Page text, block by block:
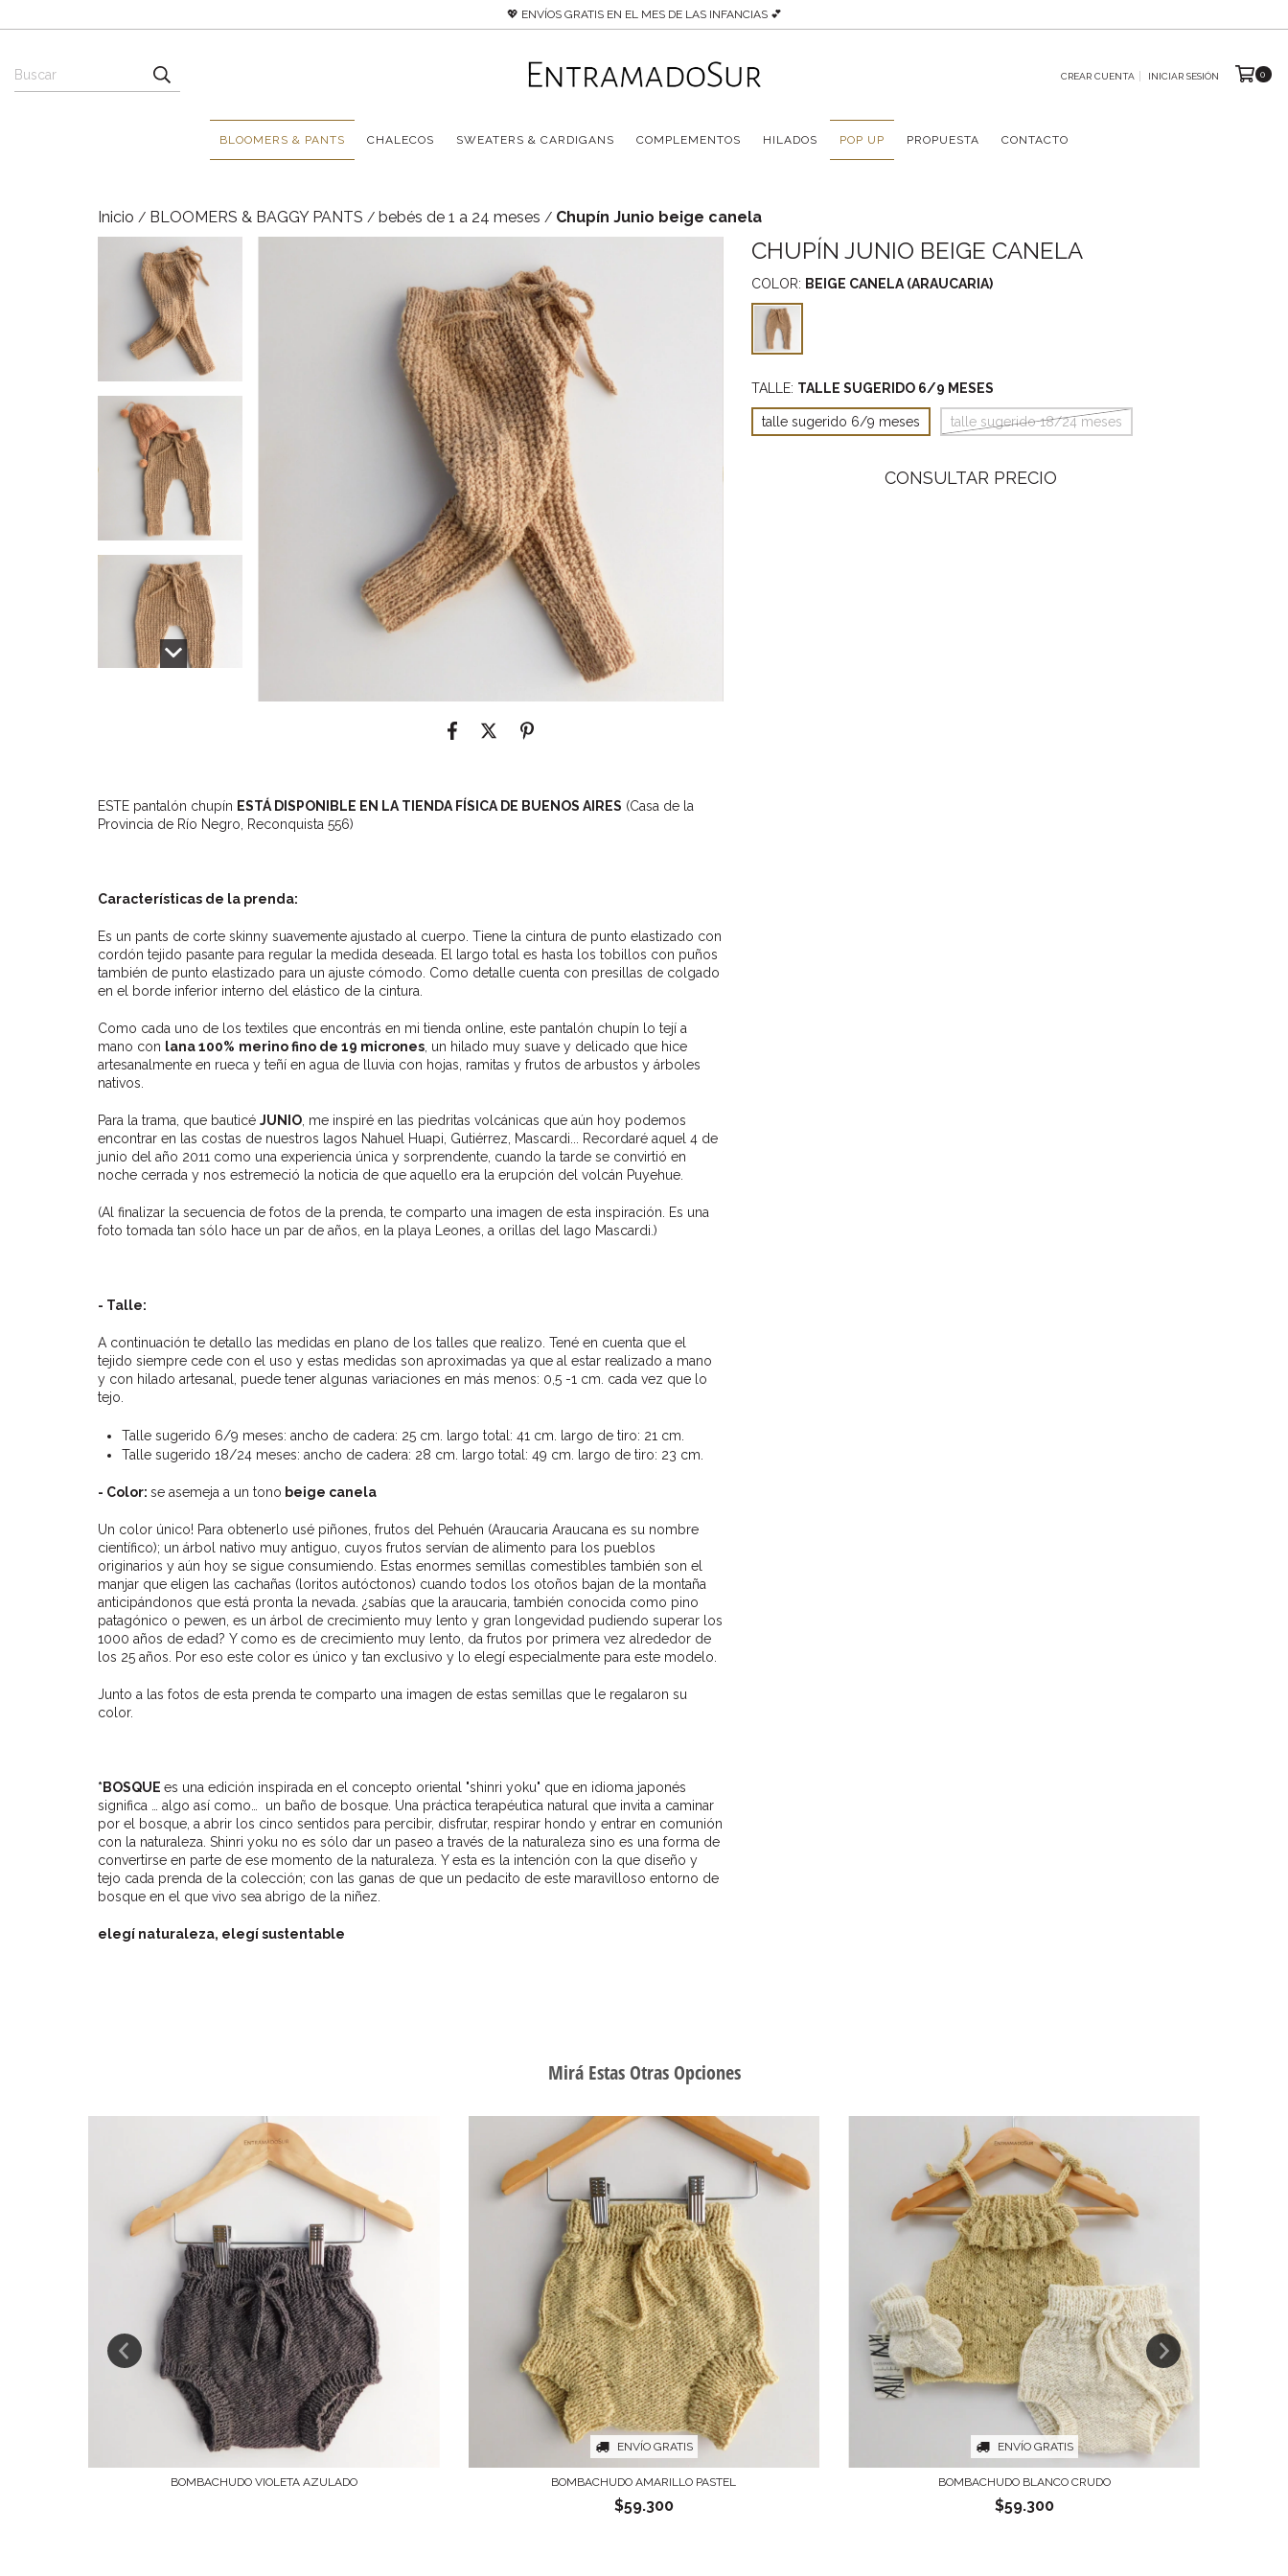
💖 ENVÍOS GRATIS EN EL MES DE LAS INFANCIAS 💕
CREAR CUENTA INICIAR SESIÓN 0
BLOOMERS & PANTS CHALECOS SWEATERS & CARDIGANS COMPLEMENTOS HILADOS POP UP PROPUESTA CONTACTO
Inicio / BLOOMERS & BAGGY PANTS / bebés de 1 a 24 meses / Chupín Junio beige canela
ESTE pantalón chupín ESTÁ DISPONIBLE EN LA TIENDA FÍSICA DE BUENOS AIRES (Casa de la
Provincia de Río Negro, Reconquista 556)
Características de la prenda:
Es un pants de corte skinny suavemente ajustado al cuerpo. Tiene la cintura de punto elastizado con
cordón tejido pasante para regular la medida deseada. El largo total es hasta los tobillos con puños
también de punto elastizado para un ajuste cómodo. Como detalle cuenta con presillas de colgado
en el borde inferior interno del elástico de la cintura.
Como cada uno de los textiles que encontrás en mi tienda online, este pantalón chupín lo tejí a
mano con lana 100% merino fino de 19 micrones, un hilado muy suave y delicado que hice
artesanalmente en rueca y teñí en agua de lluvia con hojas, ramitas y frutos de arbustos y árboles
nativos.
Para la trama, que bauticé JUNIO, me inspiré en las piedritas volcánicas que aún hoy podemos
encontrar en las costas de nuestros lagos Nahuel Huapi, Gutiérrez, Mascardi... Recordaré aquel 4 de
junio del año 2011 como una experiencia única y sorprendente, cuando la tarde se convirtió en
noche cerrada y nos estremeció la noticia de que aquello era la erupción del volcán Puyehue.
(Al finalizar la secuencia de fotos de la prenda, te comparto una imagen de esta inspiración. Es una
foto tomada tan sólo hace un par de años, en la playa Leones, a orillas del lago Mascardi.)
- Talle:
A continuación te detallo las medidas en plano de los talles que realizo. Tené en cuenta que el
tejido siempre cede con el uso y estas medidas son aproximadas ya que al estar realizado a mano
y con hilado artesanal, puede tener algunas variaciones en más menos: 0,5 -1 cm. cada vez que lo
tejo.
Talle sugerido 6/9 meses: ancho de cadera: 25 cm. largo total: 41 cm. largo de tiro: 21 cm.
Talle sugerido 18/24 meses: ancho de cadera: 28 cm. largo total: 49 cm. largo de tiro: 23 cm.
- Color: se asemeja a un tono beige canela
Un color único! Para obtenerlo usé piñones, frutos del Pehuén (Araucaria Araucana es su nombre
científico); un árbol nativo muy antiguo, cuyos frutos servían de alimento para los pueblos
originarios y aún hoy se sigue consumiendo. Estas enormes semillas comestibles también son el
manjar que eligen las cachañas (loritos autóctonos) cuando todos los otoños bajan de la montaña
anticipándonos que está pronta la nevada. ¿sabías que la araucaria, también conocida como pino
patagónico o pewen, es un árbol de crecimiento muy lento y gran longevidad pudiendo superar los
1000 años de edad? Y como es de crecimiento muy lento, da frutos por primera vez alrededor de
los 25 años. Por eso este color es único y tan exclusivo y lo elegí especialmente para este modelo.
Junto a las fotos de esta prenda te comparto una imagen de estas semillas que le regalaron su
color.
*BOSQUE es una edición inspirada en el concepto oriental "shinri yoku" que en idioma japonés
significa … algo así como… un baño de bosque. Una práctica terapéutica natural que invita a caminar
por el bosque, a abrir los cinco sentidos para percibir, disfrutar, respirar hondo y entrar en comunión
con la naturaleza. Shinri yoku no es sólo dar un paseo a través de la naturaleza sino es una forma de
convertirse en parte de ese momento de la naturaleza. Y esta es la intención con la que diseño y
tejo cada prenda de la colección; con las ganas de que un pedacito de este maravilloso entorno de
bosque en el que vivo sea abrigo de la niñez.
elegí naturaleza, elegí sustentable
CHUPÍN JUNIO BEIGE CANELA
COLOR: BEIGE CANELA (ARAUCARIA)
TALLE: TALLE SUGERIDO 6/9 MESES
talle sugerido 6/9 meses talle sugerido 18/24 meses
Mirá Estas Otras Opciones
BOMBACHUDO VIOLETA AZULADO
ENVÍO GRATIS
BOMBACHUDO AMARILLO PASTEL
$59.300
ENVÍO GRATIS
BOMBACHUDO BLANCO CRUDO
$59.300